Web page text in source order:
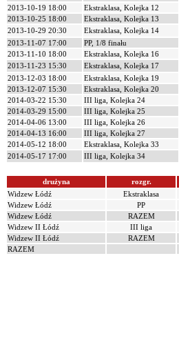
2013-10-19 18:00
Ekstraklasa, Kolejka 12
2013-10-25 18:00
Ekstraklasa, Kolejka 13
2013-10-29 20:30
Ekstraklasa, Kolejka 14
2013-11-07 17:00
PP, 1/8 finału
2013-11-10 18:00
Ekstraklasa, Kolejka 16
2013-11-23 15:30
Ekstraklasa, Kolejka 17
2013-12-03 18:00
Ekstraklasa, Kolejka 19
2013-12-07 15:30
Ekstraklasa, Kolejka 20
2014-03-22 15:30
III liga, Kolejka 24
2014-03-29 15:00
III liga, Kolejka 25
2014-04-06 13:00
III liga, Kolejka 26
2014-04-13 16:00
III liga, Kolejka 27
2014-05-12 18:00
Ekstraklasa, Kolejka 33
2014-05-17 17:00
III liga, Kolejka 34
drużyna rozgr.
Widzew Łódź
Ekstraklasa
Widzew Łódź
PP
Widzew Łódź
RAZEM
Widzew II Łódź
III liga
Widzew II Łódź
RAZEM
RAZEM